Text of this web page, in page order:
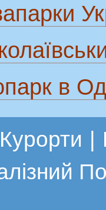
в
Курорти